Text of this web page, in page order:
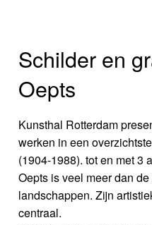
Schilder en
Oepts
Kunsthal Rotterdam
werken in een
(1904-1988). tot en met 3
Oepts is veel meer dan
landschappen. Zijn
centraal.